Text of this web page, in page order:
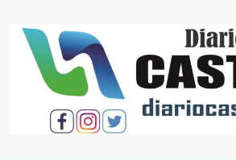
contenido